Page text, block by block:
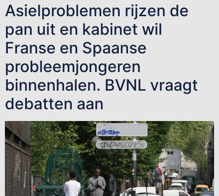
Asielproblemen rijzen de
pan uit en kabinet wil
Franse en Spaanse
probleemjongeren
binnenhalen. BVNL vraagt
debatten aan